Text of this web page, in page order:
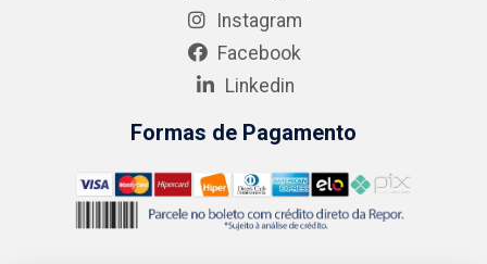
Instagram
Facebook
Linkedin
Formas de Pagamento